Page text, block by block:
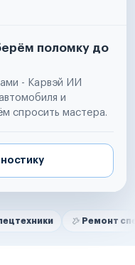
поломку до
- Карвэй ИИ
и
спросить мастера.
Ремонт спецтехники